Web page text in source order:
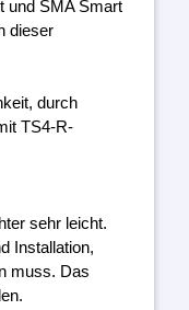
und SMA Smart
dieser
durch
TS4-R-
sehr leicht.
Installation,
muss. Das